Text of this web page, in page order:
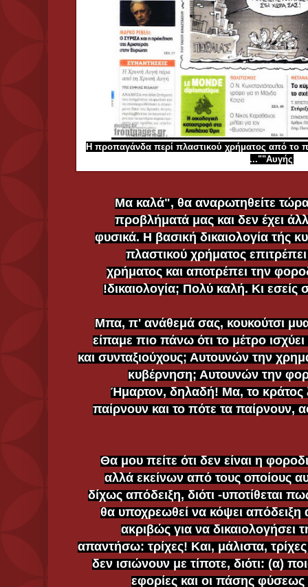
Η προπαγάνδα περί πλαστικού χρήματος από το
"Αυγής"...
"Μα καλά", θα αναρωτηθείτε
προβλήματά μας και δεν έχει
φυσικά. Η βασική δικαιολογία τής
πλαστικού χρήματος
χρήματος και αποτρέπει την
δικαιολογία; Πολύ καλή. Κι
Μπα, π' ανάθεμά σας, κουκούτσι
είπαμε πιο πάνω ότι το μέτρο
και συνταξιούχους; Αυτουνών την
κυβέρνηση; Αυτουνών την
Ήμαρτον, δηλαδή! Μα, το κράτος
παίρνουν και το πότε τα παίρνουν,
Θα μου πείτε ότι δεν είναι η
αλλά εκείνων από τους οποίους
δίχως απόδειξη, διότι -υποτίθεται
θα υποχρεωθεί να κόψει απόδειξη
ακριβώς για να δικαιολογήσει
απαντήσω: τρίχες! Και, μάλιστα,
δεν ισιώνουν με τίποτε, διότι: (α)
εφορίες και οι πάσης φύσεως